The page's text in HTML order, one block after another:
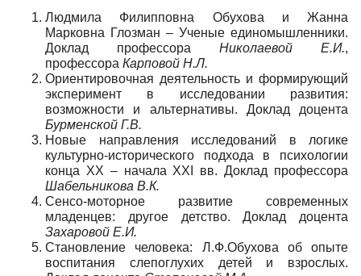
Людмила Филипповна Обухова и Жанна
Марковна Глозман – Ученые единомышленники.
Доклад профессора Николаевой Е.И.,
профессора Карповой Н.Л.
Ориентировочная деятельность и формирующий
эксперимент в исследовании развития:
возможности и альтернативы. Доклад доцента
Бурменской Г.В.
Новые направления исследований в логике
культурно-исторического подхода в психологии
конца ХХ – начала XXI вв. Доклад профессора
Шабельникова В.К.
Сенсо-моторное развитие современных
младенцев: другое детство. Доклад доцента
Захаровой Е.И.
Становление человека: Л.Ф.Обухова об опыте
воспитания слепоглухих детей и взрослых.